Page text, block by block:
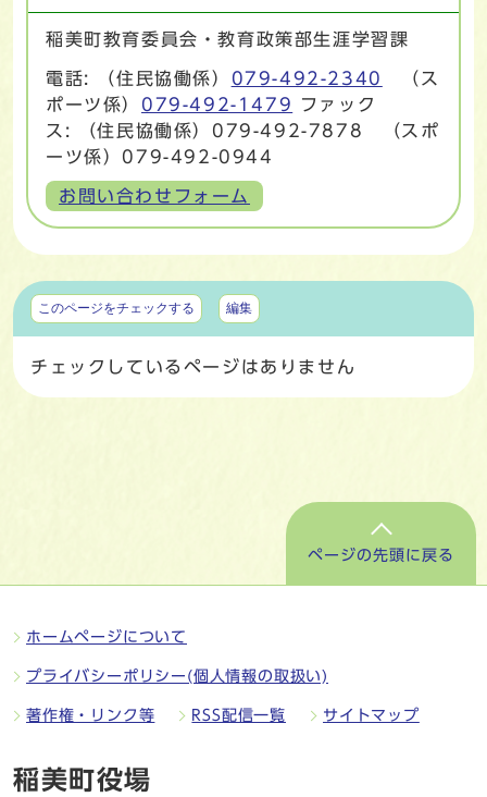
稲美町教育委員会・教育政策部生涯学習課
電話: （住民協働係） 079-492-2340
（ス
ポーツ係） 079-492-1479
ファック
ス: （住民協働係）079-492-7878 （スポ
ーツ係）079-492-0944
お問い合わせフォーム
マイページ
このページをチェックする 編集
チェックしているページはありません
ページの先頭に戻る
ホームページについて
プライバシーポリシー(個人情報の取扱い)
著作権・リンク等 RSS配信一覧 サイトマップ
稲美町役場